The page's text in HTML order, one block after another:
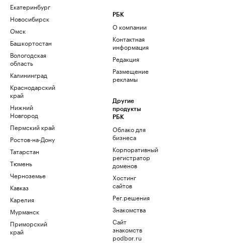
Екатеринбург
Новосибирск
Омск
Башкортостан
Вологодская
область
Калининград
Краснодарский
край
Нижний
Новгород
Пермский край
Ростов-на-Дону
Татарстан
Тюмень
Черноземье
Кавказ
Карелия
Мурманск
Приморский
край
РБК
О компании
Контактная
информация
Редакция
Размещение
рекламы
Другие
продукты
РБК
Облако для
бизнеса
Корпоративный
регистратор
доменов
Хостинг
сайтов
Рег.решения
Знакомства
Сайт
знакомств
podbor.ru